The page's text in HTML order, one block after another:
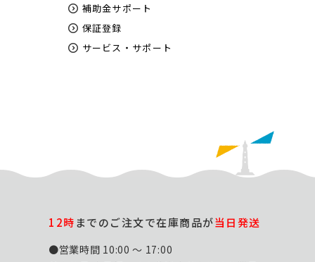
補助金サポート
保証登録
サービス・サポート
12時までのご注文で在庫商品が当日発送
●営業時間 10:00 ～ 17:00